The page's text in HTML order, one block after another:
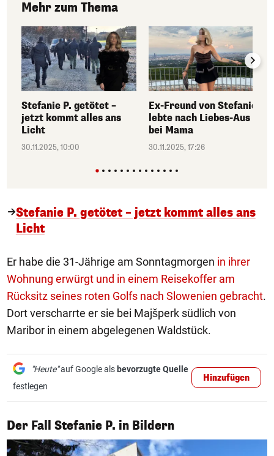
Mehr zum Thema
Stefanie P. getötet –
jetzt kommt alles ans
Licht
30.11.2025, 10:00
Ex-Freund von Stefanie
lebte nach Liebes-Aus
bei Mama
30.11.2025, 17:26
Stefanie P. getötet – jetzt kommt alles ans
Licht
Er habe die 31-Jährige am Sonntagmorgen in ihrer
Wohnung erwürgt und in einem Reisekoffer am
Rücksitz seines roten Golfs nach Slowenien gebracht.
Dort verscharrte er sie bei Majšperk südlich von
Maribor in einem abgelegenen Waldstück.
"Heute"auf Google als bevorzugte Quelle
festlegen
Hinzufügen
Der Fall Stefanie P. in Bildern
1/18